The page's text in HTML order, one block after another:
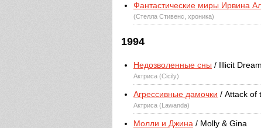
Фантастические миры Ирвина
(Стелла Стивенс, хроника)
1994
Недозволенные сны / Illicit
Актриса (Cicily)
Агрессивные дамочки / Attack of
Актриса (Lawanda)
Молли и Джина / Molly & Gina